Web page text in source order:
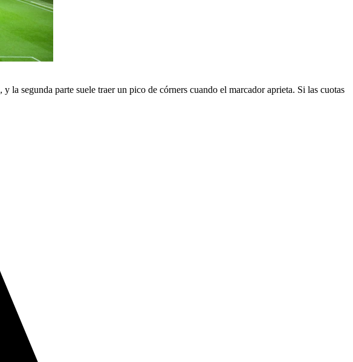
la segunda parte suele traer un pico de córners cuando el marcador aprieta. Si las cuotas